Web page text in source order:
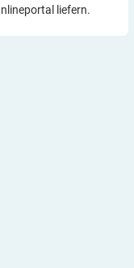
liefern.